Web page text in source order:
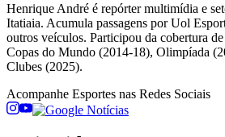
Henrique André é repórter multimídia e
Itatiaia. Acumula passagens por Uol
outros veículos. Participou da cobertura
Copas do Mundo (2014-18), Olimpíada
Clubes (2025).
Acompanhe Esportes nas Redes Sociais